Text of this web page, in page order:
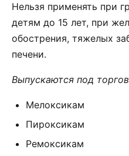
Нельзя применять при
детям до 15 лет, при
обострения, тяжелых
печени.
Выпускаются под
Мелоксикам
Пироксикам
Ремоксикам